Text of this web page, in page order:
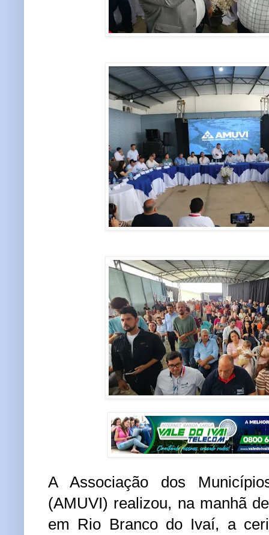
A Associação dos
(AMUVI) realizou, na manhã
em Rio Branco do Ivaí, a